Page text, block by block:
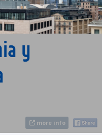
more info
y